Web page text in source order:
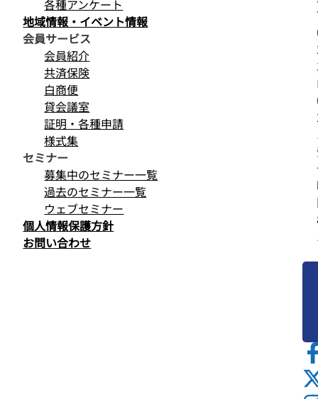
各種アンケート
地域情報・イベント情報
会員サービス
会員紹介
共済保険
白商便
貸会議室
証明・各種申請
様式集
セミナー
募集中のセミナー一覧
過去のセミナー一覧
ウェブセミナー
個人情報保護方針
お問い合わせ